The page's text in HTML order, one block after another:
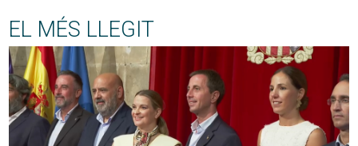
EL MÉS LLEGIT